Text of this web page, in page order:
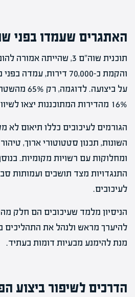
האתגרים שעמדו בפני
תוכנית שוה"ם 3, שהייתה
והקמת כ-70,000 דירות,
על ביצועה.
16% מהדירות המתוכננות יצאו לשיווק.
הגורמים לעיכובים כללו תיאום לא
השונות, תכנון סטטוטורי ארוך,
ומחלוקות עם רשויות מקומיות.
התנגדויות מצד תושבים ועמותות
לעיכובים.
הניסיון מלמד שעיכובים הם חלק
להיערך מראש ולנהל את התהליכים
מנת להימנע מבעיות דומות בעתיד.
הדרכים לשיפור ביצוע